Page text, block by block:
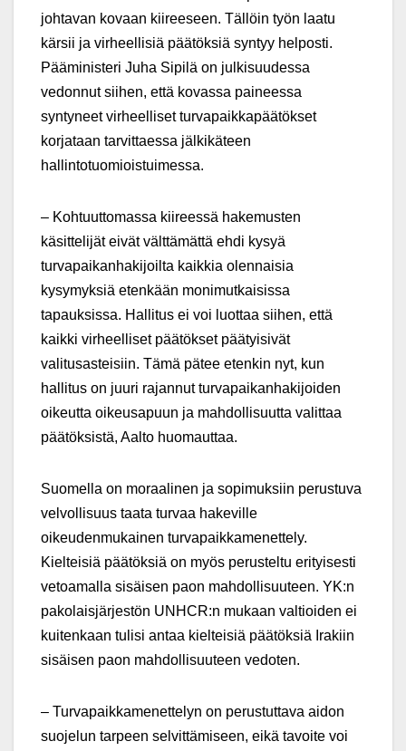
johtavan kovaan kiireeseen. Tällöin työn laatu
kärsii ja virheellisiä päätöksiä syntyy helposti.
Pääministeri Juha Sipilä on julkisuudessa
vedonnut siihen, että kovassa paineessa
syntyneet virheelliset turvapaikkapäätökset
korjataan tarvittaessa jälkikäteen
hallintotuomioistuimessa.
– Kohtuuttomassa kiireessä hakemusten
käsittelijät eivät välttämättä ehdi kysyä
turvapaikanhakijoilta kaikkia olennaisia
kysymyksiä etenkään monimutkaisissa
tapauksissa. Hallitus ei voi luottaa siihen, että
kaikki virheelliset päätökset päätyisivät
valitusasteisiin. Tämä pätee etenkin nyt, kun
hallitus on juuri rajannut turvapaikanhakijoiden
oikeutta oikeusapuun ja mahdollisuutta valittaa
päätöksistä, Aalto huomauttaa.
Suomella on moraalinen ja sopimuksiin perustuva
velvollisuus taata turvaa hakeville
oikeudenmukainen turvapaikkamenettely.
Kielteisiä päätöksiä on myös perusteltu erityisesti
vetoamalla sisäisen paon mahdollisuuteen. YK:n
pakolaisjärjestön UNHCR:n mukaan valtioiden ei
kuitenkaan tulisi antaa kielteisiä päätöksiä Irakiin
sisäisen paon mahdollisuuteen vedoten.
– Turvapaikkamenettelyn on perustuttava aidon
suojelun tarpeen selvittämiseen, eikä tavoite voi